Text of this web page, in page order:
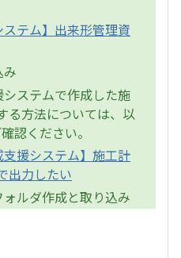
ステム】出来形管理資
ステムで作成した施
る方法については、以
認ください。
支援システム】施工計
出力したい
ルダ作成と取り込み